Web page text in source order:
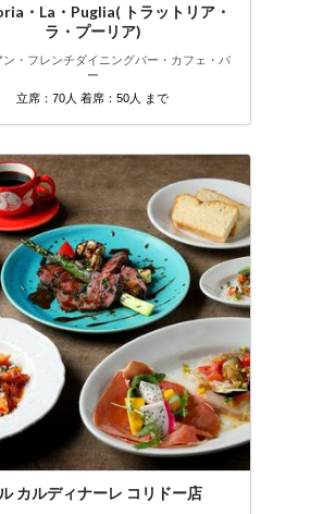
・La・Puglia( トラットリア・
ラ・プーリア)
ン・フレンチダイニングバー・カフェ・バ
ー
立席：70人 着席：50人 まで
カルディナーレ コリドー店